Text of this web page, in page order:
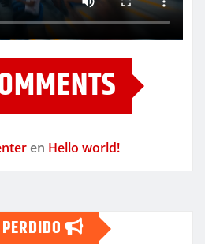
en Hello world!